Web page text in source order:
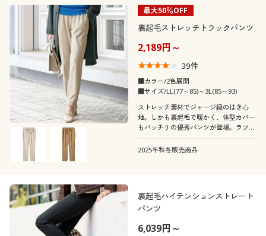
最大50％OFF
裏起毛ストレッチトラックパンツ
2,189円～
39件
■カラー/2色展開
■サイズ/LL(77～85)～3L(85～93)
ストレッチ素材でジャージ級のはき心
地。しかも裏起毛で暖かく、体型カバー
もバッチリの優秀パンツが登場。ラフ&
ェンヌ風!
2025年秋冬販売商品
裏起毛ハイテンションストレート
パンツ
6,039円～